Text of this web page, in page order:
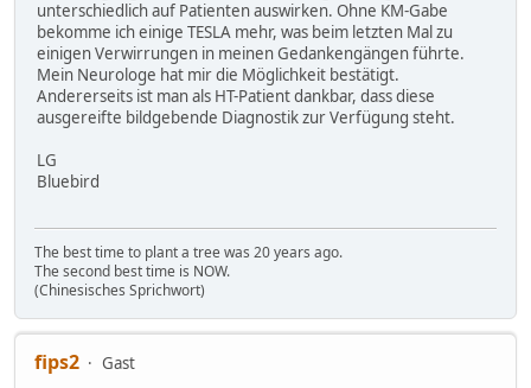
unterschiedlich auf Patienten auswirken. Ohne KM-Gabe
bekomme ich einige TESLA mehr, was beim letzten Mal zu
einigen Verwirrungen in meinen Gedankengängen führte.
Mein Neurologe hat mir die Möglichkeit bestätigt.
Andererseits ist man als HT-Patient dankbar, dass diese
ausgereifte bildgebende Diagnostik zur Verfügung steht.
LG
Bluebird
The best time to plant a tree was 20 years ago.
The second best time is NOW.
(Chinesisches Sprichwort)
fips2 Gast